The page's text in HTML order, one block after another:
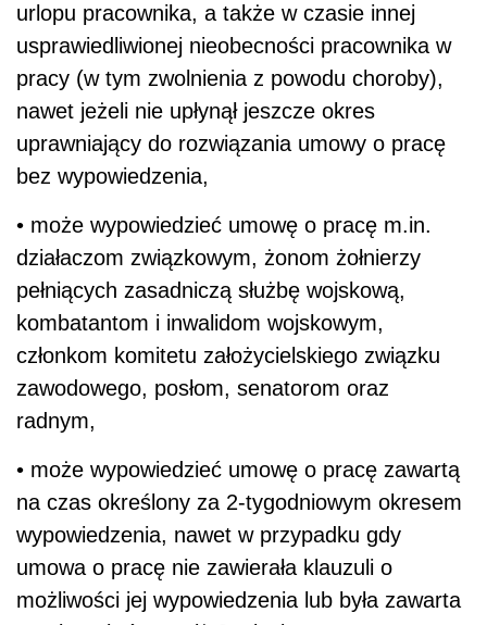
urlopu pracownika, a także w czasie innej
usprawiedliwionej nieobecności pracownika w
pracy (w tym zwolnienia z powodu choroby),
nawet jeżeli nie upłynął jeszcze okres
uprawniający do rozwiązania umowy o pracę
bez wypowiedzenia,
• może wypowiedzieć umowę o pracę m.in.
działaczom związkowym, żonom żołnierzy
pełniących zasadniczą służbę wojskową,
kombatantom i inwalidom wojskowym,
członkom komitetu założycielskiego związku
zawodowego, posłom, senatorom oraz
radnym,
• może wypowiedzieć umowę o pracę zawartą
na czas określony za 2-tygodniowym okresem
wypowiedzenia, nawet w przypadku gdy
umowa o pracę nie zawierała klauzuli o
możliwości jej wypowiedzenia lub była zawarta